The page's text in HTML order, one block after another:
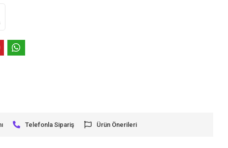
Telefonla Sipariş Ürün Önerileri